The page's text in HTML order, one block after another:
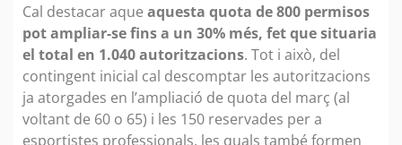
Cal destacar aque aquesta quota de 800 permisos
pot ampliar-se fins a un 30% més, fet que situaria
el total en 1.040 autoritzacions. Tot i això, del
contingent inicial cal descomptar les autoritzacions
ja atorgades en l’ampliació de quota del març (al
voltant de 60 o 65) i les 150 reservades per a
esportistes professionals, les quals també formen